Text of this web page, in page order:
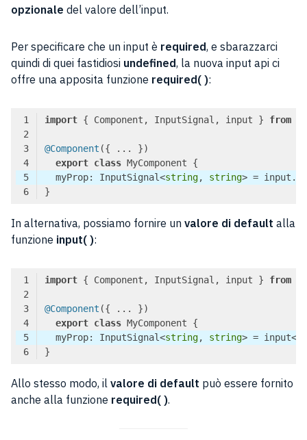
opzionale del valore dell’input.
Per specificare che un input è required, e sbarazzarci
quindi di quei fastidiosi undefined, la nuova input api ci
offre una apposita funzione required( ):
import { Component, InputSignal, input } from
@Component
export class
  myProp: InputSignal<
string, string> =
In alternativa, possiamo fornire un valore di default alla
funzione input( ):
import { Component, InputSignal, input } from
@Component
export class
  myProp: InputSignal<
string, string> = input<
Allo stesso modo, il valore di default può essere fornito
anche alla funzione required( ).